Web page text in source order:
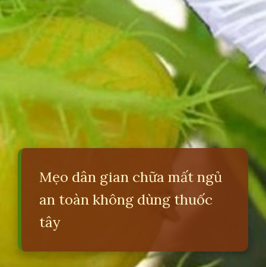
Mẹo dân gian chữa mất ngủ
an toàn không dùng thuốc
tây